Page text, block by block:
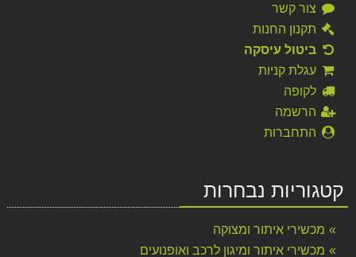
צור קשר
תקנון החנות
ביטול עיסקה
עגלת קניות
לקופה
הרשמה
התחברות
קטגוריות נבחרות
מכשירי איתור ומצוקה
מכשירי איתור ומיגון לרכב ואופנועים